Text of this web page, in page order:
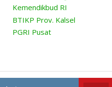
Kemendikbud RI
BTIKP Prov. Kalsel
PGRI Pusat